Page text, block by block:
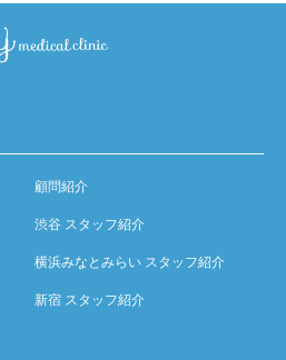
顧問紹介
渋谷 スタッフ紹介
横浜みなとみらい スタッフ紹介
新宿 スタッフ紹介